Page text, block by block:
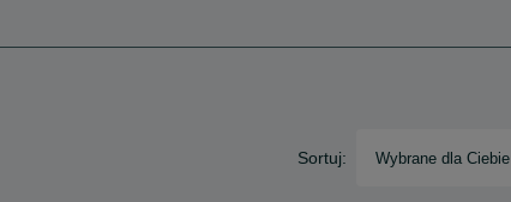
Sortuj: Wybrane dla Ciebie